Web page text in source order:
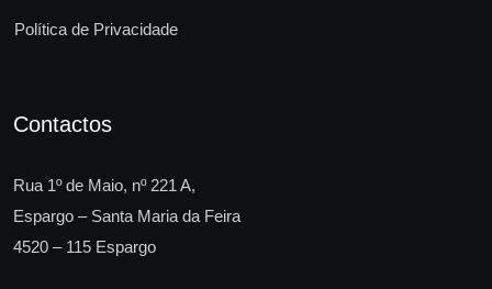
Política de Privacidade
Contactos
Rua 1º de Maio, nº 221 A,
Espargo – Santa Maria da Feira
4520 – 115 Espargo